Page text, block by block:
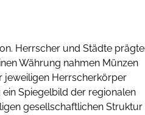
Herrscher und Städte
Währung nahmen Münzen
jeweiligen Herrscherkörper
Spiegelbild der regionalen
gesellschaftlichen Struktur